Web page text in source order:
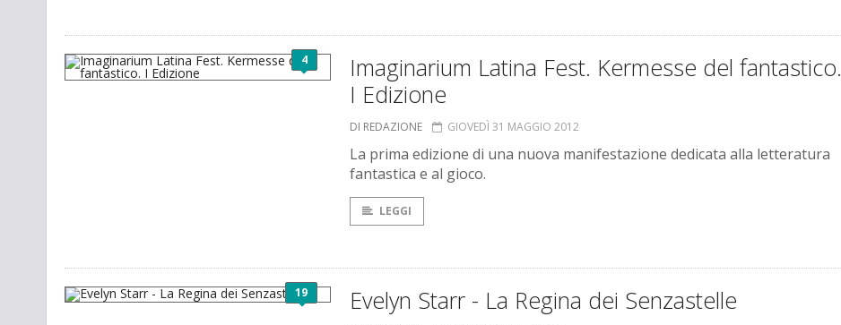
4
Imaginarium Latina Fest. Kermesse del fantastico.
I Edizione
DI REDAZIONE GIOVEDÌ 31 MAGGIO 2012
La prima edizione di una nuova manifestazione dedicata alla letteratura
fantastica e al gioco.
LEGGI
19 Evelyn Starr - La Regina dei Senzastelle